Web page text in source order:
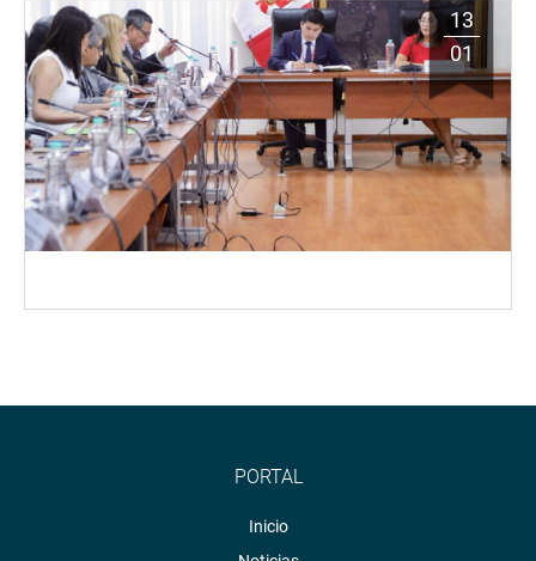
13
01
PORTAL
Inicio